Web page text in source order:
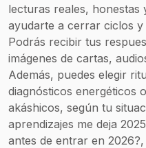
lecturas reales, honestas
ayudarte a cerrar ciclos
Podrás recibir tus
imágenes de cartas,
Además, puedes elegir
diagnósticos energéticos
akáshicos, según tu
aprendizajes me deja
antes de entrar en